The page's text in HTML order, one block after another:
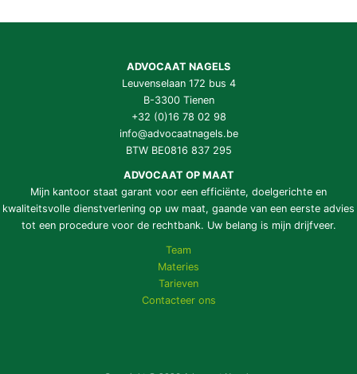
ADVOCAAT NAGELS
Leuvenselaan 172 bus 4
B-3300 Tienen
+32 (0)16 78 02 98
info@advocaatnagels.be
BTW BE0816 837 295
ADVOCAAT OP MAAT
Mijn kantoor staat garant voor een efficiënte, doelgerichte en
kwaliteitsvolle dienstverlening op uw maat, gaande van een eerste advies
tot een procedure voor de rechtbank. Uw belang is mijn drijfveer.
Team
Materies
Tarieven
Contacteer ons